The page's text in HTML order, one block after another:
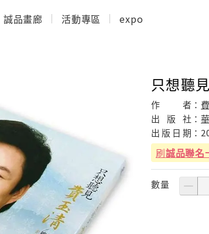
誠品畫廊 活動專區 expo
只想聽
作 者：
出
版 社：
出 版 日 期：
刷誠品聯名
數量